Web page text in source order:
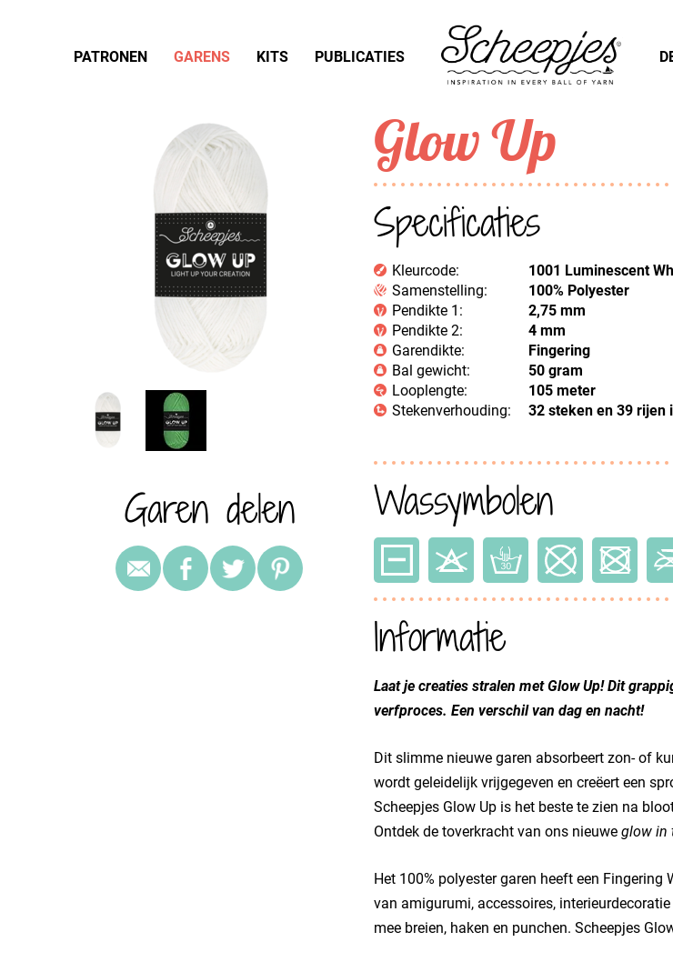
Garen delen
Glow Up
Specificaties
Kleurcode:
1001 Luminescent
Samenstelling:
100% Polyester
Pendikte 1:
2,75 mm
Pendikte 2:
4 mm
Garendikte:
Fingering
Bal gewicht:
50 gram
Looplengte:
105 meter
Stekenverhouding:
32 steken en 39 rijen
Wassymbolen
Informatie
Laat je creaties stralen met Glow Up! Dit
verfproces. Een verschil van dag en nacht!
Dit slimme nieuwe garen absorbeert zon- of
wordt geleidelijk vrijgegeven en creëert een
Scheepjes Glow Up is het beste te zien na
Ontdek de toverkracht van ons nieuwe glow in
Het 100% polyester garen heeft een
van amigurumi, accessoires,
mee breien, haken en punchen. Scheepjes
PATRONEN GARENS KITS PUBLICATIES